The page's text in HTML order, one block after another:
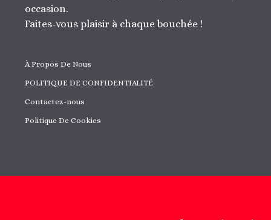
occasion.
Faites-vous plaisir à chaque bouchée !
À Propos De Nous
POLITIQUE DE CONFIDENTIALITÉ
Contactez-nous
Politique De Cookies